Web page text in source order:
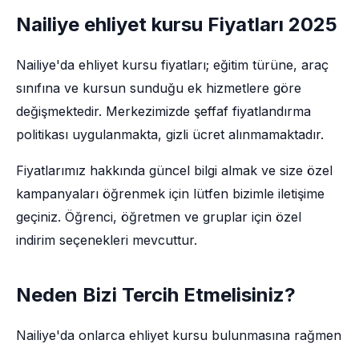
Nailiye ehliyet kursu Fiyatları 2025
Nailiye'da ehliyet kursu fiyatları; eğitim türüne, araç
sınıfına ve kursun sunduğu ek hizmetlere göre
değişmektedir. Merkezimizde şeffaf fiyatlandırma
politikası uygulanmakta, gizli ücret alınmamaktadır.
Fiyatlarımız hakkında güncel bilgi almak ve size özel
kampanyaları öğrenmek için lütfen bizimle iletişime
geçiniz. Öğrenci, öğretmen ve gruplar için özel
indirim seçenekleri mevcuttur.
Neden Bizi Tercih Etmelisiniz?
Nailiye'da onlarca ehliyet kursu bulunmasına rağmen